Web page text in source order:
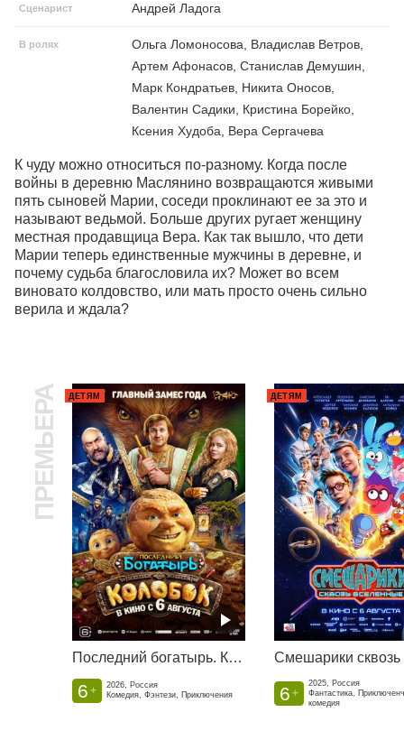
Сценарист Андрей Ладога
В ролях
Ольга Ломоносова, Владислав Ветров,
Артем Афонасов, Станислав Демушин,
Марк Кондратьев, Никита Оносов,
Валентин Садики, Кристина Борейко,
Ксения Худоба, Вера Сергачева
К чуду можно относиться по-разному. Когда после
войны в деревню Маслянино возвращаются живыми
пять сыновей Марии, соседи проклинают ее за это и
называют ведьмой. Больше других ругает женщину
местная продавщица Вера. Как так вышло, что дети
Марии теперь единственные мужчины в деревне, и
почему судьба благословила их? Может во всем
виновато колдовство, или мать просто очень сильно
верила и ждала?
ПРЕМЬЕРА ДЕТЯМ
Последний богатырь. Колобок
6 +
2026, Россия
Комедия, Фэнтези, Приключения
ДЕТЯМ
6 +
2025, Россия
Фантастика,
комедия